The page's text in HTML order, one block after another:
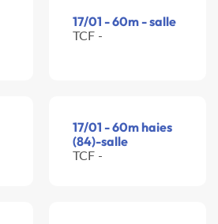
17/01 - 60m - salle
TCF -
17/01 - 60m haies
(84)-salle
TCF -